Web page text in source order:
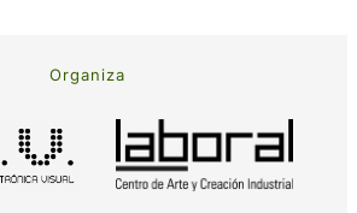
Organiza